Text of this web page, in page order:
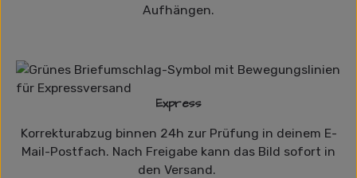
Aufhängen.
Express
Korrekturabzug binnen 24h zur Prüfung in deinem E-
Mail-Postfach. Nach Freigabe kann das Bild sofort in
den Versand.